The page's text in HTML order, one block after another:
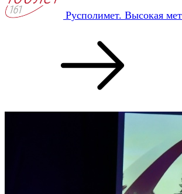
Русполимет. Высокая